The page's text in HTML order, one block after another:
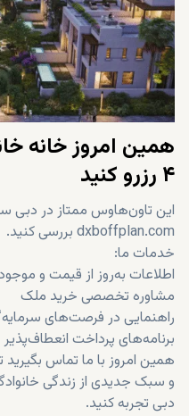
همین امروز خانه
۴ رزرو کنید
این تاون‌هاوس ممتاز در دبی
dxboffplan.com بررسی کنید.
خدمات ما:
اطلاعات به‌روز از قیمت و
مشاوره تخصصی خرید ملک
راهنمایی در فرصت‌های
برنامه‌های پرداخت انعطاف‌پذیر
و سبک جدیدی از زندگی
دبی تجربه کنید.